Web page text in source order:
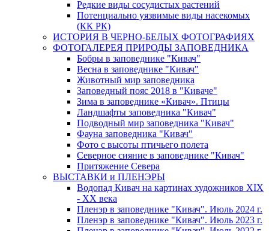
Редкие виды сосудистых растений
Потенциально уязвимые виды насекомых
(КК РК)
ИСТОРИЯ В ЧЕРНО-БЕЛЫХ ФОТОГРАФИЯХ
ФОТОГАЛЕРЕЯ ПРИРОДЫ ЗАПОВЕДНИКА
Бобры в заповеднике "Кивач"
Весна в заповеднике "Кивач"
Животный мир заповедника
Заповедный пояс 2018 в "Киваче"
Зима в заповеднике «Кивач». Птицы
Ландшафты заповедника "Кивач"
Подводный мир заповедника "Кивач"
Фауна заповедника "Кивач"
Фото с высоты птичьего полета
Северное сияние в заповеднике "Кивач"
Притяжение Севера
ВЫСТАВКИ и ПЛЕНЭРЫ
Водопад Кивач на картинах художников XIX
- XX века
Пленэр в заповеднике "Кивач". Июль 2024 г.
Пленэр в заповеднике "Кивач". Июль 2023 г.